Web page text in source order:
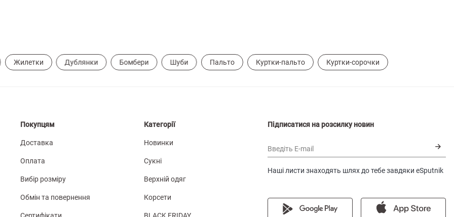
Жилетки Дублянки Бомбери Шуби Пальто Куртки-пальто Куртки-сорочки
Покупцям
Доставка
Оплата
Вибір розміру
Обмін та повернення
Сертифікати
Категорії
Новинки
Сукні
Верхній одяг
Корсети
BLACK FRIDAY
Підписатися на розсилку новин
Введіть E-mail
Наші листи знаходять шлях до тебе завдяки eSputnik